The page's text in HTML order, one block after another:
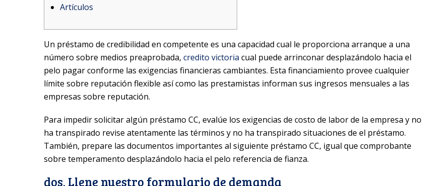
Artículos
Un préstamo de credibilidad en competente es una capacidad cual le proporciona arranque a una
número sobre medios preaprobada, credito victoria cual puede arrinconar desplazándolo hacia el
pelo pagar conforme las exigencias financieras cambiantes. Esta financiamiento provee cualquier
límite sobre reputación flexible así­ como las prestamistas informan sus ingresos mensuales a las
empresas sobre reputación.
Para impedir solicitar algún préstamo CC, evalúe los exigencias de costo de labor de la empresa y no
ha transpirado revise atentamente las términos y no ha transpirado situaciones de el préstamo.
También, prepare las documentos importantes al siguiente préstamo CC, igual que comprobante
sobre temperamento desplazándolo hacia el pelo referencia de fianza.
dos. Llene nuestro formulario de demanda